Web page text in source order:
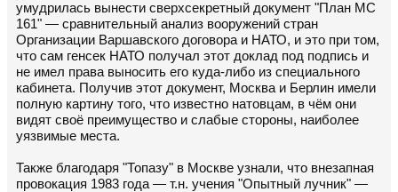
умудрилась вынести сверхсекретный документ "План MC
161" — сравнительный анализ вооружений стран
Организации Варшавского договора и НАТО, и это при том,
что сам генсек НАТО получал этот доклад под подпись и
не имел права выносить его куда-либо из специального
кабинета. Получив этот документ, Москва и Берлин имели
полную картину того, что известно натовцам, в чём они
видят своё преимущество и слабые стороны, наиболее
уязвимые места.
Также благодаря "Топазу" в Москве узнали, что внезапная
провокация 1983 года — т.н. учения "Опытный лучник" —